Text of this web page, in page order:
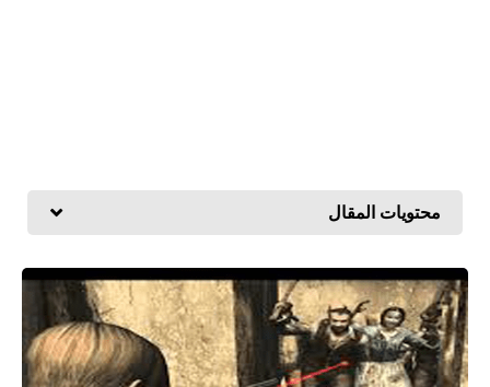
محتويات المقال